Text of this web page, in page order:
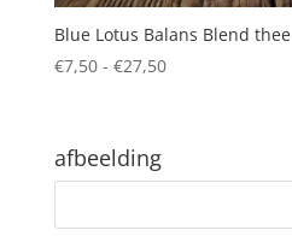
Blue Lotus Balans Blend thee
€7,50 - €27,50Prijsklasse:
afbeelding